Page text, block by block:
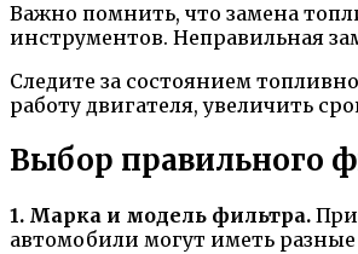
Важно помнить, что замена
инструментов. Неправильная
Следите за состоянием
работу двигателя, увеличить
Выбор правильного
1. Марка и модель фильтра. При
автомобили могут иметь